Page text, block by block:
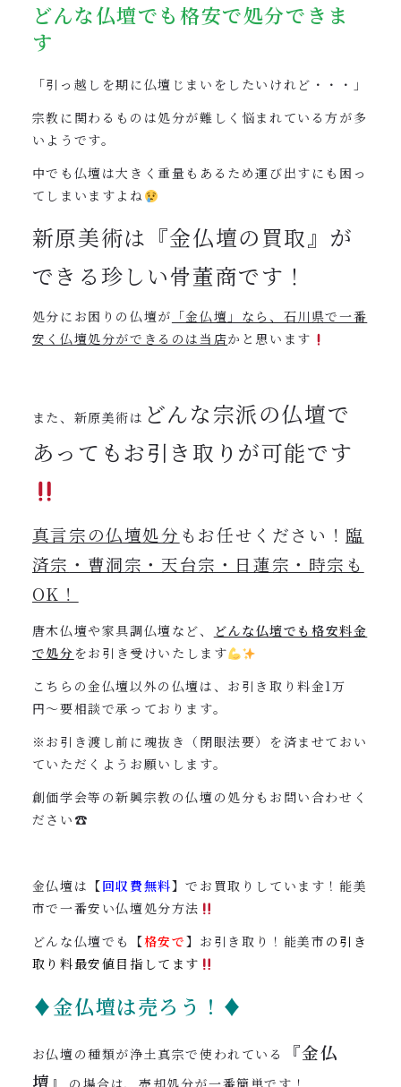
どんな仏壇でも格安で処分できま
す
「引っ越しを期に仏壇じまいをしたいけれど・・・」
宗教に関わるものは処分が難しく悩まれている方が多
いようです。
中でも仏壇は大きく重量もあるため運び出すにも困っ
てしまいますよね
新原美術は『金仏壇の買取』が
できる珍しい骨董商です！
処分にお困りの仏壇が 「金仏壇」なら、石川県で一番
安く仏壇処分ができるのは当店かと思います
また、新原美術は どんな宗派の仏壇で
あってもお引き取りが可能です
真言宗の仏壇処分 もお任せください！ 臨
済宗 ・曹洞宗・天台宗・日蓮宗・時宗も
OK！
唐木仏壇や家具調仏壇など、
どんな仏壇でも格安料金
で処分 をお引き受けいたします
こちらの金仏壇以外の仏壇は、お引き取り料金1万
円〜要相談で承っております。
※お引き渡し前に魂抜き（閉眼法要）を済ませておい
ていただくようお願いします。
創価学会等の新興宗教の仏壇の処分もお問い合わせく
ださい☎︎
金仏壇は【回収費無料】でお買取りしています！能美
市で一番安い仏壇処分方法
どんな仏壇でも【格安で】お引き取り！能美市 の引き
取り料最安値目指してます
♦金仏壇は売ろう！♦
お仏壇の種類が浄土真宗で使われている
『金仏
壇』